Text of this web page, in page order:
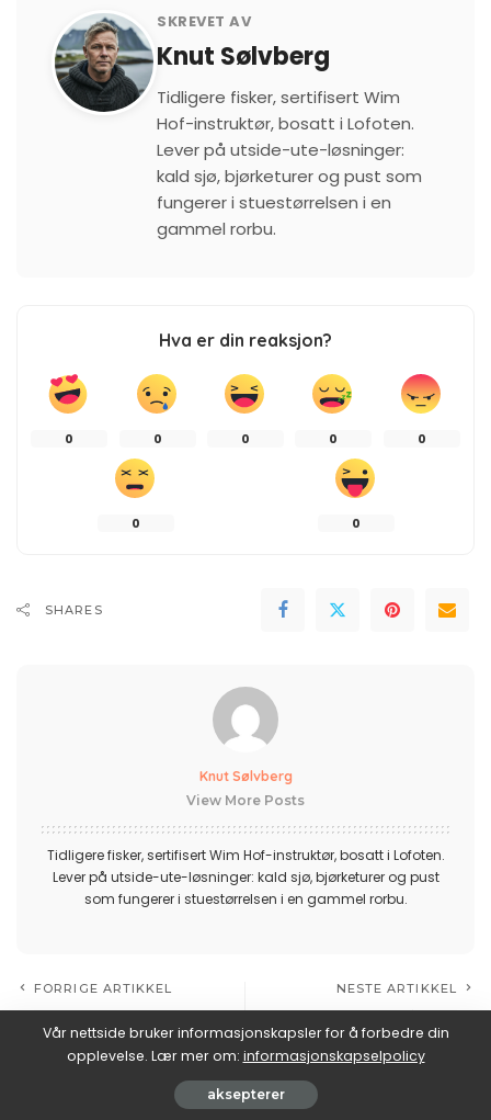
SKREVET AV
Knut Sølvberg
Tidligere fisker, sertifisert Wim
Hof-instruktør, bosatt i Lofoten.
Lever på utside-ute-løsninger:
kald sjø, bjørketurer og pust som
fungerer i stuestørrelsen i en
gammel rorbu.
Hva er din reaksjon?
0 0 0 0 0
0 0
SHARES
Knut Sølvberg
View More Posts
Tidligere fisker, sertifisert Wim Hof-instruktør, bosatt i Lofoten.
Lever på utside-ute-løsninger: kald sjø, bjørketurer og pust
som fungerer i stuestørrelsen i en gammel rorbu.
FORRIGE ARTIKKEL
Resonant frequency
breathing med EmWave: 8
ukers eksperiment med tall
NESTE ARTIKKEL
Tempo-trening: når sone 3
faktisk er riktig svar — og når
det er en felle
Vår nettside bruker informasjonskapsler for å forbedre din
opplevelse. Lær mer om: informasjonskapselpolicy
aksepterer